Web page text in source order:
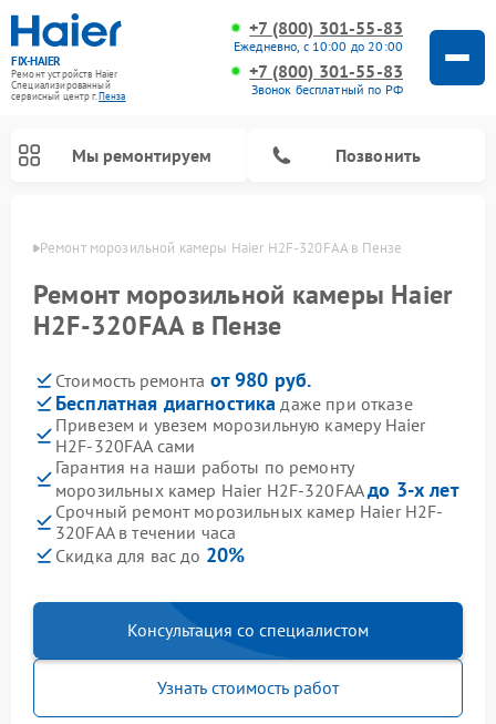
FIX-HAIER
Ремонт устройств Haier
Специализированный
cервисный центр г.Пенза
+7 (800) 301-55-83
Ежедневно, с 10:00 до 20:00
+7 (800) 301-55-83
Звонок бесплатный по РФ
Мы ремонтируем Позвонить
Ремонт морозильной камеры Haier H2F-320FAA в Пензе
Ремонт морозильной камеры Haier
H2F-320FAA в Пензе
Стоимость ремонта от 980 руб.
Бесплатная диагностика даже при отказе
Привезем и увезем морозильную камеру Haier
H2F-320FAA сами
Гарантия на наши работы по ремонту
морозильных камер Haier H2F-320FAAдо 3-х лет
Срочный ремонт морозильных камер Haier H2F-
320FAA в течении часа
Скидка для вас до 20%
Консультация со специалистом
Узнать стоимость работ